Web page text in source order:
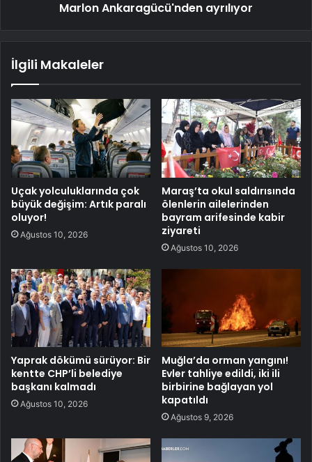
Marlon Ankaragücü'nden ayrılıyor
İlgili Makaleler
Uçak yolculuklarında çok
büyük değişim: Artık paralı
oluyor!
Ağustos 10, 2026
Maraş’ta okul saldırısında
ölenlerin ailelerinden
bayram arifesinde kabir
ziyareti
Ağustos 10, 2026
Yaprak dökümü sürüyor: Bir
kentte CHP’li belediye
başkanı kalmadı
Ağustos 10, 2026
Muğla’da orman yangını!
Evler tahliye edildi, iki ili
birbirine bağlayan yol
kapatıldı
Ağustos 9, 2026